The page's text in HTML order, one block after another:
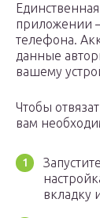
приложении
телефона.
данные
вашему
Чтобы
вам
вкладку